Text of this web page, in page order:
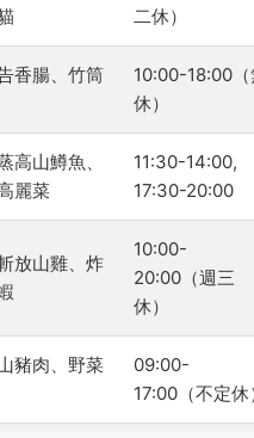
二休）
香腸、竹筒
10:00-18:00（
休）
高山鱒魚、
麗菜
11:30-14:00,
17:30-20:00
放山雞、炸
10:00-
20:00（週三
休）
豬肉、野菜
09:00-
17:00（不定休